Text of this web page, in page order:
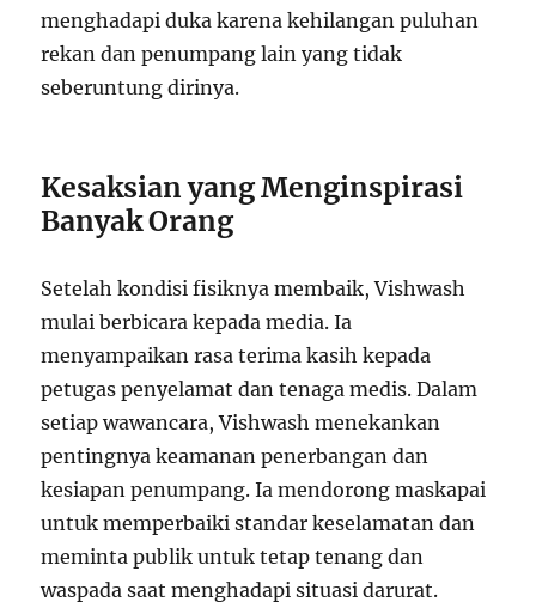
menghadapi duka karena kehilangan puluhan
rekan dan penumpang lain yang tidak
seberuntung dirinya.
Kesaksian yang Menginspirasi
Banyak Orang
Setelah kondisi fisiknya membaik, Vishwash
mulai berbicara kepada media. Ia
menyampaikan rasa terima kasih kepada
petugas penyelamat dan tenaga medis. Dalam
setiap wawancara, Vishwash menekankan
pentingnya keamanan penerbangan dan
kesiapan penumpang. Ia mendorong maskapai
untuk memperbaiki standar keselamatan dan
meminta publik untuk tetap tenang dan
waspada saat menghadapi situasi darurat.